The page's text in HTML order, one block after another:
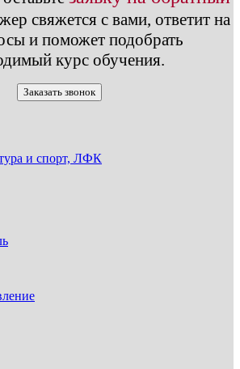
свяжется с вами, ответит на
и поможет подобрать
курс обучения.
Заказать звонок
и спорт, ЛФК